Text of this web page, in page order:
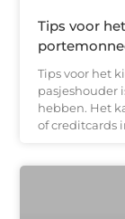
Tips voor
Tips voor het
pasjeshouder
hebben. Het
of creditcards